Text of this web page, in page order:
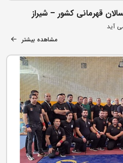
قهرمانی کشور – شیراز
آید
مشاهده بیشتر